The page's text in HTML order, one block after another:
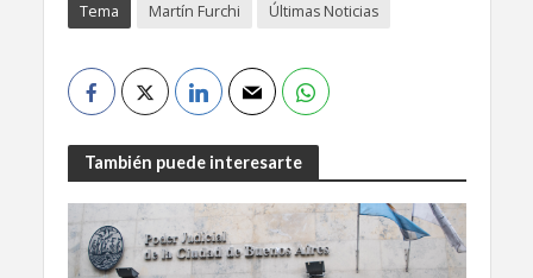
Tema Martín Furchi Últimas Noticias
También puede interesarte